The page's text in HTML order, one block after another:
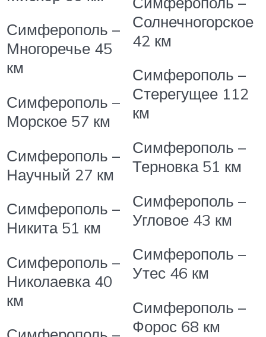
Симферополь –
Многоречье 45
км
Симферополь –
Морское 57 км
Симферополь –
Научный 27 км
Симферополь –
Никита 51 км
Симферополь –
Николаевка 40
км
Солнечногорское
42 км
Симферополь –
Стерегущее 112
км
Симферополь –
Терновка 51 км
Симферополь –
Угловое 43 км
Симферополь –
Утес 46 км
Симферополь –
Форос 68 км